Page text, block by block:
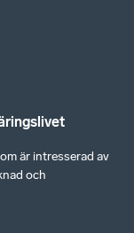
är intresserad av
och